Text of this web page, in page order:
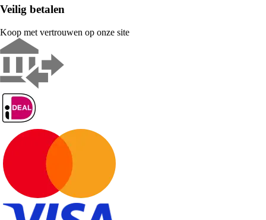
Veilig betalen
Koop met vertrouwen op onze site